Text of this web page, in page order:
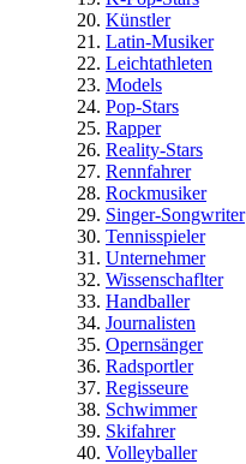
Künstler
Latin-Musiker
Leichtathleten
Models
Pop-Stars
Rapper
Reality-Stars
Rennfahrer
Rockmusiker
Singer-Songwriter
Tennisspieler
Unternehmer
Wissenschaflter
Handballer
Journalisten
Opernsänger
Radsportler
Regisseure
Schwimmer
Skifahrer
Volleyballer